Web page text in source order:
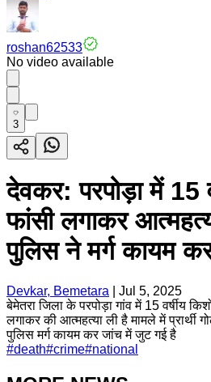
roshan62533
No video available
3
देवकर: परपोड़ा में 15
फांसी लगाकर
पुलिस ने मर्ग कायम
Devkar, Bemetara
Jul 5, 2025
बेमेतरा जिला के परपोड़ा गांव में 15 वर्षीय
लगाकर की आत्महत्या ली है मामले में प्रार्थी
पुलिस मर्ग कायम कर जांच में जुट गई है
#death#crime#national